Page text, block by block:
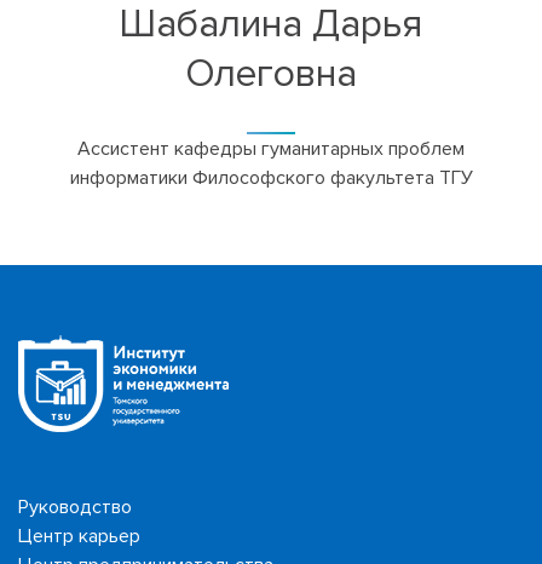
Шабалина Дарья
Олеговна
Ассистент кафедры гуманитарных проблем
информатики Философского факультета ТГУ
Руководство
Центр карьер